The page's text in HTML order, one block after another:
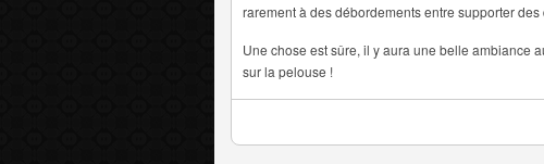
rarement à des débordements entre supporter des
Une chose est sûre, il y aura une belle ambiance
sur la pelouse !